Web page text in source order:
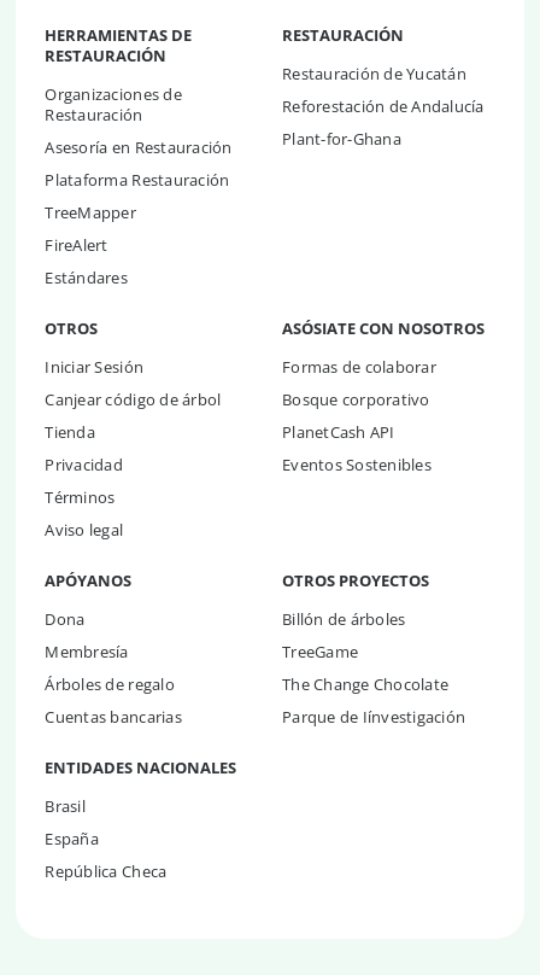
HERRAMIENTAS DE
RESTAURACIÓN
Organizaciones de
Restauración
Asesoría en Restauración
Plataforma Restauración
TreeMapper
FireAlert
Estándares
RESTAURACIÓN
Restauración de Yucatán
Reforestación de Andalucía
Plant-for-Ghana
OTROS
Iniciar Sesión
Canjear código de árbol
Tienda
Privacidad
Términos
Aviso legal
ASÓSIATE CON NOSOTROS
Formas de colaborar
Bosque corporativo
PlanetCash API
Eventos Sostenibles
APÓYANOS
Dona
Membresía
Árboles de regalo
Cuentas bancarias
OTROS PROYECTOS
Billón de árboles
TreeGame
The Change Chocolate
Parque de Iínvestigación
ENTIDADES NACIONALES
Brasil
España
República Checa